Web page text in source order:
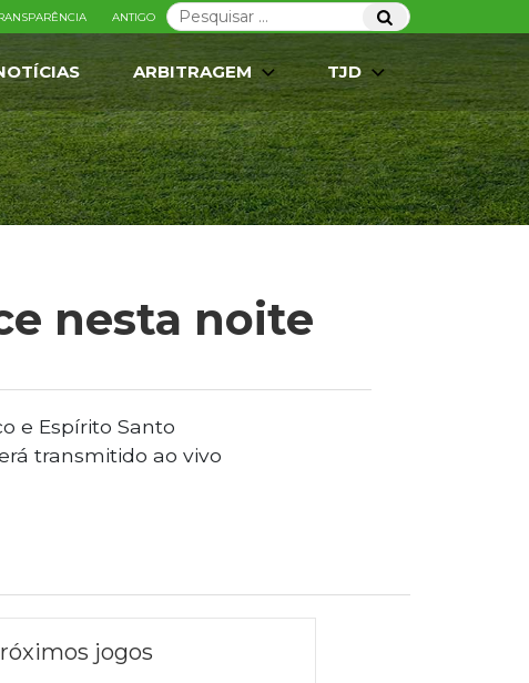
Pesquisar
por:
Pesquisar
ANTIGO
ARBITRAGEM TJD
nesta noite
e Espírito Santo
transmitido ao vivo
jogos